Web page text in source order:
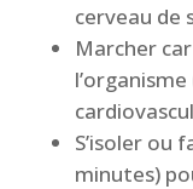
cerveau de
Marcher
S’isoler ou
minutes)